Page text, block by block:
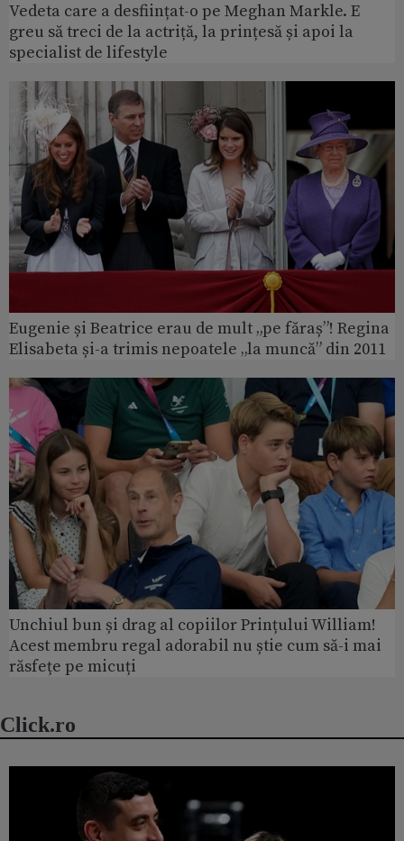
Vedeta care a desființat-o pe Meghan Markle. E
greu să treci de la actriță, la prințesă și apoi la
specialist de lifestyle
Eugenie și Beatrice erau de mult „pe făraș”! Regina
Elisabeta și-a trimis nepoatele „la muncă” din 2011
Unchiul bun și drag al copiilor Prințului William!
Acest membru regal adorabil nu știe cum să-i mai
răsfețe pe micuți
Click.ro